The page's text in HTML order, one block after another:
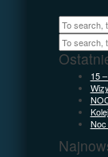
15
Noc